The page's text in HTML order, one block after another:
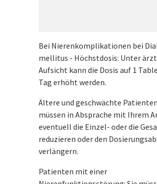
Bei Nierenkomplikationen bei
mellitus - Höchstdosis: Unter
Aufsicht kann die Dosis auf 1
Tag erhöht werden.
Ältere und geschwächte
müssen in Absprache mit Ihrem
eventuell die Einzel- oder die
reduzieren oder den
verlängern.
Patienten mit einer